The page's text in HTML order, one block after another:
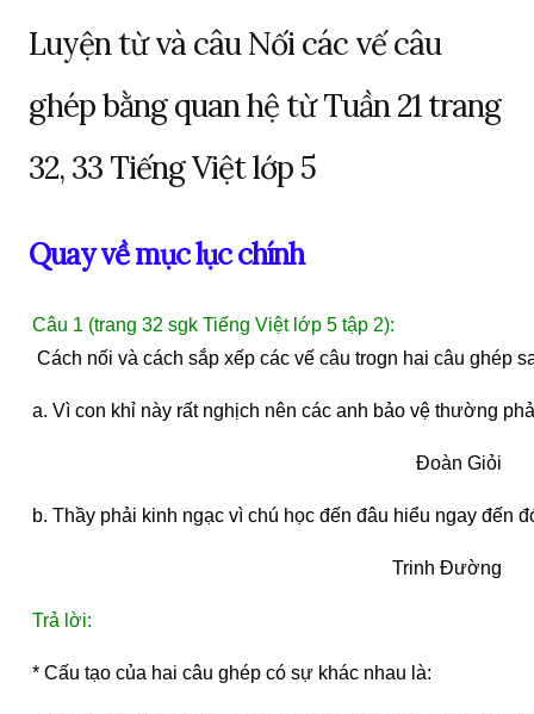
Luyện từ và câu Nối các vế câu
ghép bằng quan hệ từ Tuần 21 trang
32, 33 Tiếng Việt lớp 5
Quay về mục lục chính
Câu 1 (trang 32 sgk Tiếng Việt lớp 5 tập 2):
Cách nối và cách sắp xếp các vế câu trogn hai câu ghép
a. Vì con khỉ này rất nghịch nên các anh bảo vệ thường
Đoàn Giỏi
b. Thầy phải kinh ngạc vì chú học đến đâu hiểu ngay đến
Trinh Đường
Trả lời:
* Cấu tạo của hai câu ghép có sự khác nhau là: